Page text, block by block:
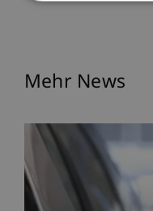
Mehr News